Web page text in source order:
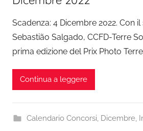
Scadenza: 4 Dicembre 2022. Con
Sebastião Salgado, CCFD-Terre
prima edizione del Prix Photo Terre
Continua a leggere
Calendario Concorsi Dicembre,